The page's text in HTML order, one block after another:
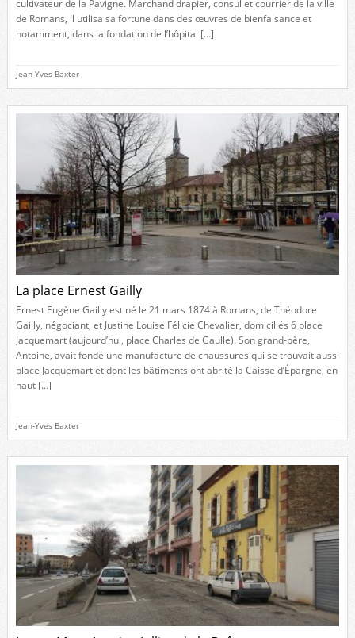
cultivateur de la Pavigne. Marchand drapier, consul et courrier de la ville
de Romans, il utilisa sa fortune dans des œuvres de bienfaisance et
notamment, dans la fondation de l’hôpital […]
Jean-Yves Baxter
La place Ernest Gailly
Ernest Eugène Gailly est né le 21 mars 1874 à Romans, de Théodore
Gailly, négociant, et Justine Louise Félicie Chevalier, domiciliés 6 place
Jacquemart (aujourd’hui, place Charles de Gaulle). Son grand-père,
Antoine, avait fondé une manufacture de chaussures qui se trouvait aussi
place Jacquemart et dont les bâtiments ont abrité la Caisse d’Épargne, en
haut […]
Jean-Yves Baxter